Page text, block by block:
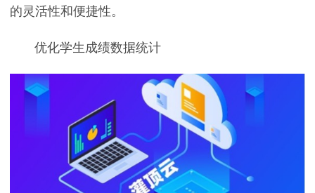
的灵活性和便捷性。
优化学生成绩数据统计